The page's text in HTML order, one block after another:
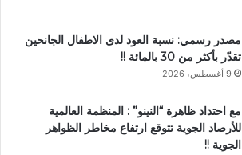
مصدر رسمي: نسبة العود لدى الاطفال الجانحين
تقدّر بأكثر من 30 بالمائة !!
9 أغسطس، 2026
مع احتداد ظاهرة “النينو” : المنظمة العالمية
للأرصاد الجوية تتوقع ارتفاع مخاطر الظواهر
الجوية !!